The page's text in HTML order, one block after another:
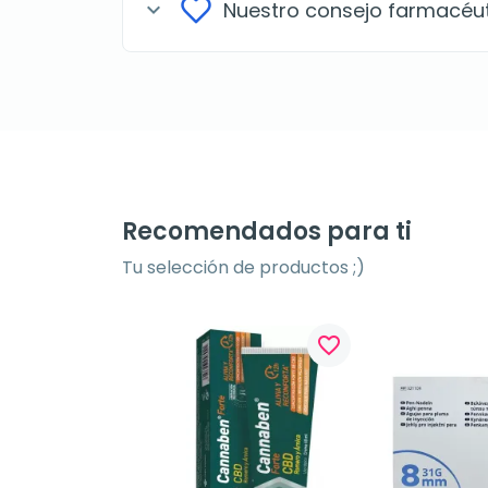
expand_more Nuestro consejo
Recomendados para ti
Tu selección de productos ;)
favorite_border